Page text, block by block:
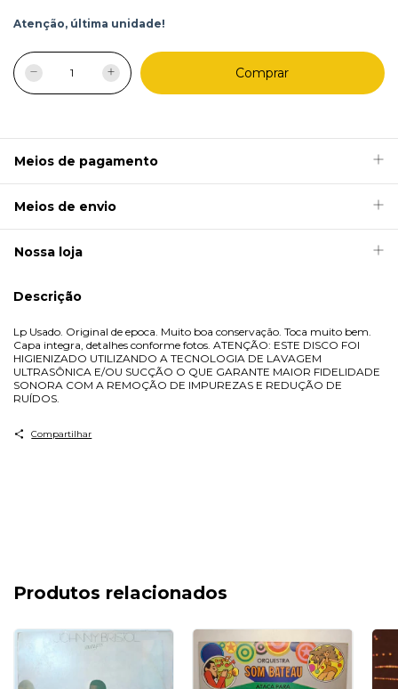
Atenção, última unidade!
Meios de pagamento
Meios de envio
Nossa loja
Descrição
Lp Usado. Original de epoca. Muito boa conservação. Toca muito bem.
Capa integra, detalhes conforme fotos. ATENÇÃO: ESTE DISCO FOI
HIGIENIZADO UTILIZANDO A TECNOLOGIA DE LAVAGEM
ULTRASÔNICA E/OU SUCÇÃO O QUE GARANTE MAIOR FIDELIDADE
SONORA COM A REMOÇÃO DE IMPUREZAS E REDUÇÃO DE
RUÍDOS.
Compartilhar
Produtos relacionados